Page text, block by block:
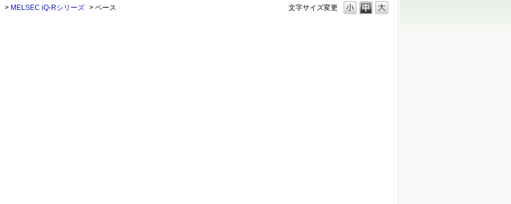
文字サイズ変更
> MELSEC iQ-Rシリーズ > ベース